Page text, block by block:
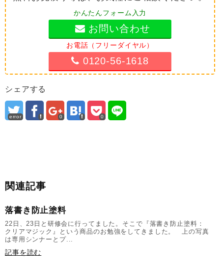
かんたんフォーム入力
お問い合わせ
お電話（フリーダイヤル）
0120-56-1618
シェアする
error 0 0
関連記事
落書き防止塗料
22日、23日と研修会に行ってました。そこで『落書き防止塗料：
クリアマジック』という商品のお勉強をしてきました。 上の写真
は専用シンナーとプ...
記事を読む